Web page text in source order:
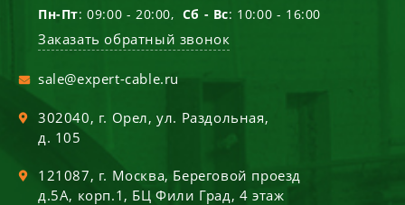
Пн-Пт: 09:00 - 20:00, Сб - Вс: 10:00 - 16:00
Заказать обратный звонок
sale@expert-cable.ru
302040, г. Орел,ул. Раздольная,
д. 105
121087, г. Москва, Береговой проезд
д.5А, корп.1, БЦ Фили Град, 4 этаж